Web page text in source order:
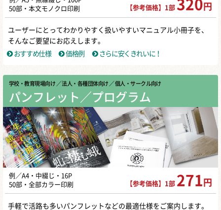
50部・本文モノクロ印刷
【参考価格】1部 320 円
ユーザーにとってわかりやすく扱いやすいマニュアル小冊子を、
そんなご要望にお応えします。
おすすめ仕様
価格例 さらに安くきれいに！
学校・教育現場向け ／ 法人・各種団体向け ／ 個人・サークル向け
パンフレット／プログラム
例／A4・中綴じ・16P
50部・全部カラー印刷
【参考価格】1部 271 円
手軽で活路も多いパンフレットなどの最適仕様をご案内します。